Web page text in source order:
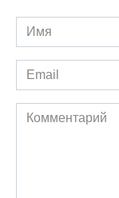
Имя
*
Email
*
Комментарий